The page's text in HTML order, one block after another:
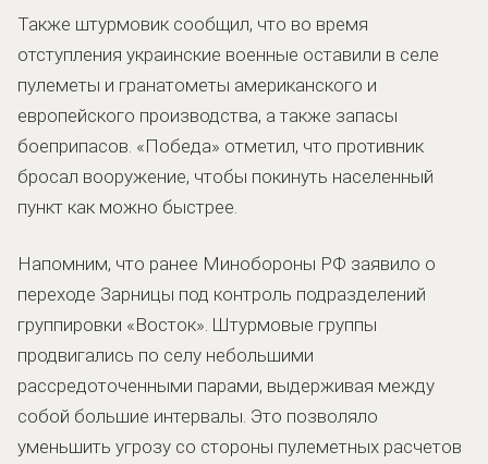
Также штурмовик сообщил, что во время
отступления украинские военные оставили в селе
пулеметы и гранатометы американского и
европейского производства, а также запасы
боеприпасов. «Победа» отметил, что противник
бросал вооружение, чтобы покинуть населенный
пункт как можно быстрее.
Напомним, что ранее Минобороны РФ заявило о
переходе Зарницы под контроль подразделений
группировки «Восток». Штурмовые группы
продвигались по селу небольшими
рассредоточенными парами, выдерживая между
собой большие интервалы. Это позволяло
уменьшить угрозу со стороны пулеметных расчетов